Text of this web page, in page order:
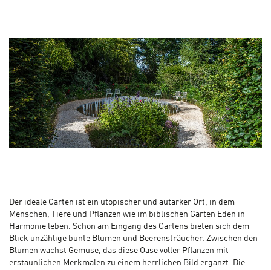
Der ideale Garten ist ein utopischer und autarker Ort, in dem
Menschen, Tiere und Pflanzen wie im biblischen Garten Eden in
Harmonie leben. Schon am Eingang des Gartens bieten sich dem
Blick unzählige bunte Blumen und Beerensträucher. Zwischen den
Blumen wächst Gemüse, das diese Oase voller Pflanzen mit
erstaunlichen Merkmalen zu einem herrlichen Bild ergänzt. Die